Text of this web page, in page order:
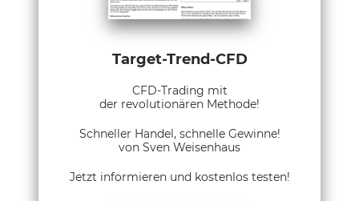
Target-Trend-CFD
CFD-Trading mit
der revolutionären Methode!
Schneller Handel, schnelle Gewinne!
von Sven Weisenhaus
Jetzt informieren und kostenlos testen!